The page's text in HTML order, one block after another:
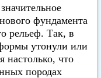
фундамента
рельеф. Так, в
утонули или
настолько, что
породах